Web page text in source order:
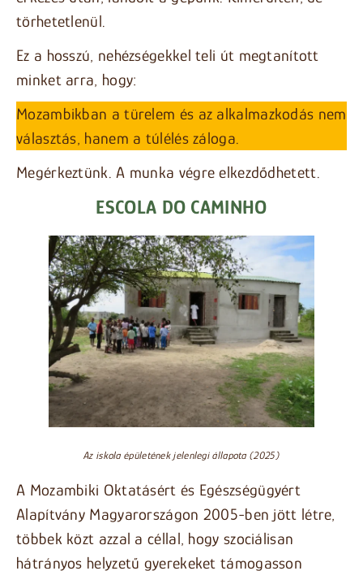
törhetetlenül.
Ez a hosszú, nehézségekkel teli út megtanított
minket arra, hogy:
Mozambikban a türelem és az alkalmazkodás nem
választás, hanem a túlélés záloga.
Megérkeztünk. A munka végre elkezdődhetett.
ESCOLA DO CAMINHO
Az iskola épületének jelenlegi állapota (2025)
A Mozambiki Oktatásért és Egészségügyért
Alapítvány Magyarországon 2005-ben jött létre,
többek közt azzal a céllal, hogy szociálisan
hátrányos helyzetű gyerekeket támogasson